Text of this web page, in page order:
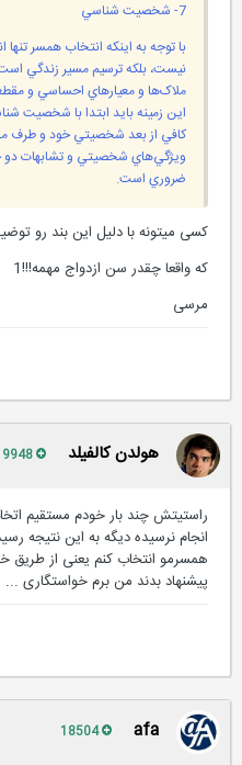
با توجه به اينکه انتخاب همسر تنها
نيست، بلکه ترسيم مسير زندگي است
ملاک‌ها و معيارهاي احساسي و مقطعي
اين زمينه بايد ابتدا با شخصيت
کافي از بعد شخصيتي خود و طرف
ويژگي‌هاي شخصيتي و تشابهات دو
ضروري است.
کسی میتونه با دلیل این بند رو توضیح
که واقعا چقدر سن ازدواج مهمه!!!1
مرسی
هولدن کالفیلد
راستیتش چند بار خودم مستقیم اتخاب
انجام نرسیده دیگه به این نتیجه
همسرمو انتخاب کنم یعنی از طریق
پیشنهاد بدند من برم خواستگاری ...
afa